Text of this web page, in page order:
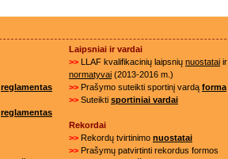
reglamentas
reglamentas
Laipsniai ir vardai
>> LLAF kvalifikacinių laipsnių nuostatai ir
normatyvai (2013-2016 m.)
>> Prašymo suteikti sportinį vardą forma
>> Suteikti sportiniai vardai
Rekordai
>> Rekordų tvirtinimo nuostatai
>> Prašymų patvirtinti rekordus formos